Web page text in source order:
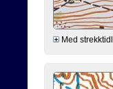
Med